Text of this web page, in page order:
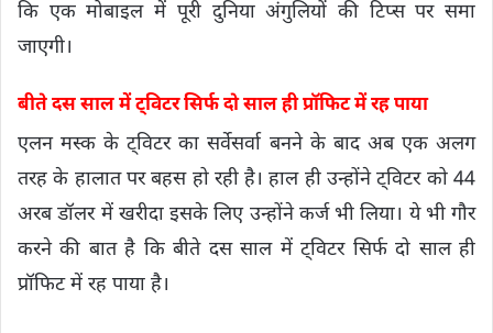
कि एक मोबाइल में पूरी दुनिया अंगुलियों की टिप्स पर समा
जाएगी।
बीते दस साल में ट्विटर सिर्फ दो साल ही प्रॉफिट में रह पाया
एलन मस्क के ट्विटर का सर्वेसर्वा बनने के बाद अब एक अलग
तरह के हालात पर बहस हो रही है। हाल ही उन्होंने ट्विटर को 44
अरब डॉलर में खरीदा इसके लिए उन्होंने कर्ज भी लिया। ये भी गौर
करने की बात है कि बीते दस साल में ट्विटर सिर्फ दो साल ही
प्रॉफिट में रह पाया है।